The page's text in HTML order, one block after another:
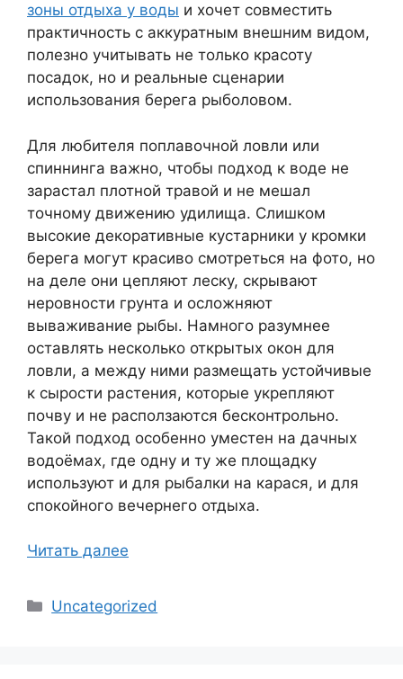
зоны отдыха у воды и хочет совместить
практичность с аккуратным внешним видом,
полезно учитывать не только красоту
посадок, но и реальные сценарии
использования берега рыболовом.
Для любителя поплавочной ловли или
спиннинга важно, чтобы подход к воде не
зарастал плотной травой и не мешал
точному движению удилища. Слишком
высокие декоративные кустарники у кромки
берега могут красиво смотреться на фото, но
на деле они цепляют леску, скрывают
неровности грунта и осложняют
вываживание рыбы. Намного разумнее
оставлять несколько открытых окон для
ловли, а между ними размещать устойчивые
к сырости растения, которые укрепляют
почву и не расползаются бесконтрольно.
Такой подход особенно уместен на дачных
водоёмах, где одну и ту же площадку
используют и для рыбалки на карася, и для
спокойного вечернего отдыха.
Читать далее
Рубрики
Uncategorized